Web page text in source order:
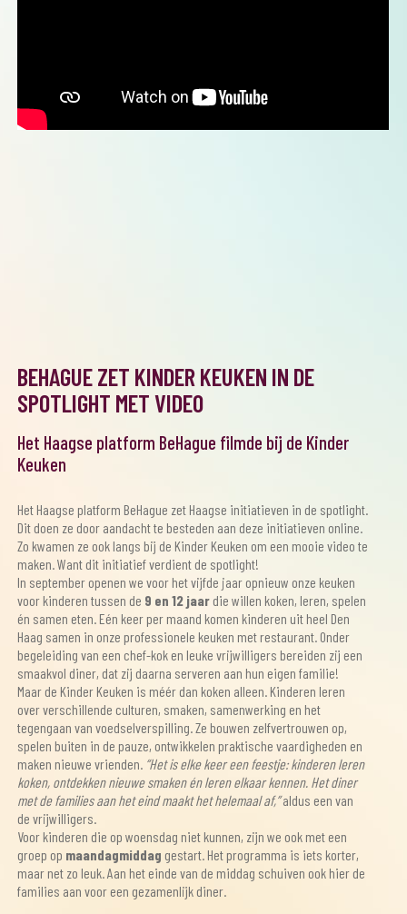
BEHAGUE ZET KINDER KEUKEN IN DE
SPOTLIGHT MET VIDEO
Het Haagse platform BeHague filmde bij de Kinder
Keuken
Het Haagse platform BeHague zet Haagse initiatieven in de spotlight.
Dit doen ze door aandacht te besteden aan deze initiatieven online.
Zo kwamen ze ook langs bij de Kinder Keuken om een mooie video te
maken. Want dit initiatief verdient de spotlight!
In september openen we voor het vijfde jaar opnieuw onze keuken
voor kinderen tussen de 9 en 12 jaar die willen koken, leren, spelen
én samen eten. Eén keer per maand komen kinderen uit heel Den
Haag samen in onze professionele keuken met restaurant. Onder
begeleiding van een chef-kok en leuke vrijwilligers bereiden zij een
smaakvol diner, dat zij daarna serveren aan hun eigen familie!
Maar de Kinder Keuken is méér dan koken alleen. Kinderen leren
over verschillende culturen, smaken, samenwerking en het
tegengaan van voedselverspilling. Ze bouwen zelfvertrouwen op,
spelen buiten in de pauze, ontwikkelen praktische vaardigheden en
maken nieuwe vrienden. “Het is elke keer een feestje: kinderen leren
koken, ontdekken nieuwe smaken én leren elkaar kennen. Het diner
met de families aan het eind maakt het helemaal af,”aldus een van
de vrijwilligers.
Voor kinderen die op woensdag niet kunnen, zijn we ook met een
groep op maandagmiddag gestart. Het programma is iets korter,
maar net zo leuk. Aan het einde van de middag schuiven ook hier de
families aan voor een gezamenlijk diner.